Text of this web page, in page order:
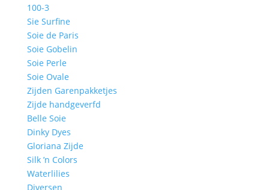
100-3
Sie Surfine
Soie de Paris
Soie Gobelin
Soie Perle
Soie Ovale
Zijden Garenpakketjes
Zijde handgeverfd
Belle Soie
Dinky Dyes
Gloriana Zijde
Silk ’n Colors
Waterlilies
Diversen